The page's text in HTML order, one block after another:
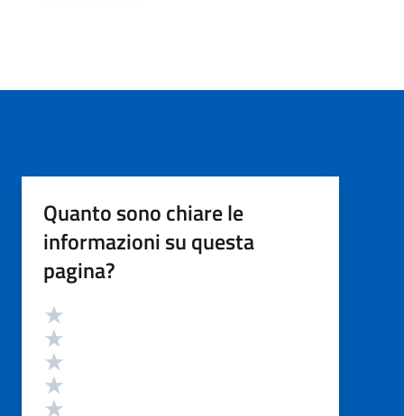
Quanto sono chiare le
informazioni su questa
pagina?
Valutazione